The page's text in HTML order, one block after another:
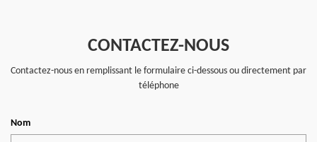
CONTACTEZ-NOUS
Contactez-nous en remplissant le formulaire ci-dessous ou directement par
téléphone
Nom